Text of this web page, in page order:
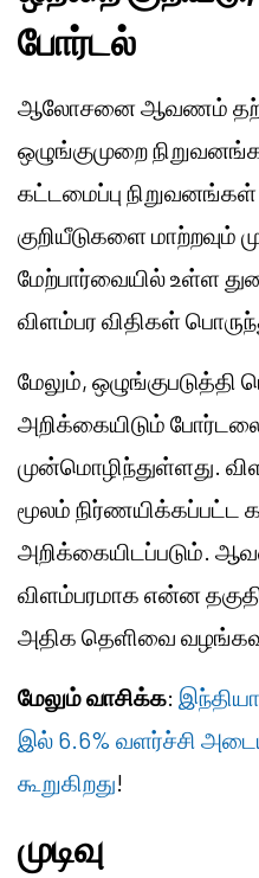
போர்டல்
ஆலோசனை ஆவணம்
ஒழுங்குமுறை
கட்டமைப்பு நிறுவனங்கள்
குறியீடுகளை மாற்றவும்
மேற்பார்வையில் உள்ள
விளம்பர விதிகள்
மேலும், ஒழுங்குபடுத்தி
அறிக்கையிடும்
முன்மொழிந்துள்ளது.
மூலம் நிர்ணயிக்கப்பட்ட
அறிக்கையிடப்படும்.
விளம்பரமாக என்ன
அதிக தெளிவை
மேலும் வாசிக்க:
இல் 6.6% வளர்ச்சி
கூறுகிறது!
முடிவு